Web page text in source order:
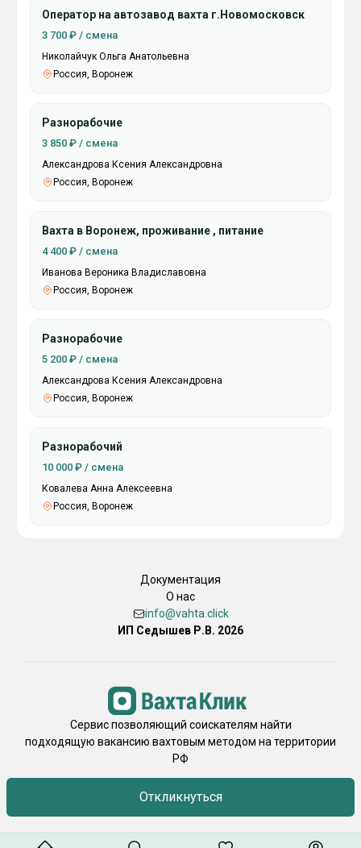
Откликнуться
Оператор на автозавод вахта г.Новомосковск
3 700 ₽ / смена
Николайчук Ольга Анатольевна
Россия, Воронеж
Разнорабочие
3 850 ₽ / смена
Александрова Ксения Александровна
Россия, Воронеж
Вахта в Воронеж, проживание , питание
4 400 ₽ / смена
Иванова Вероника Владиславовна
Россия, Воронеж
Разнорабочие
5 200 ₽ / смена
Александрова Ксения Александровна
Россия, Воронеж
Разнорабочий
10 000 ₽ / смена
Ковалева Анна Алексеевна
Россия, Воронеж
Документация
О нас
info@vahta.click
ИП Седышев Р.В. 2026
Сервис позволяющий соискателям найти
подходящую вакансию вахтовым методом на территории
РФ